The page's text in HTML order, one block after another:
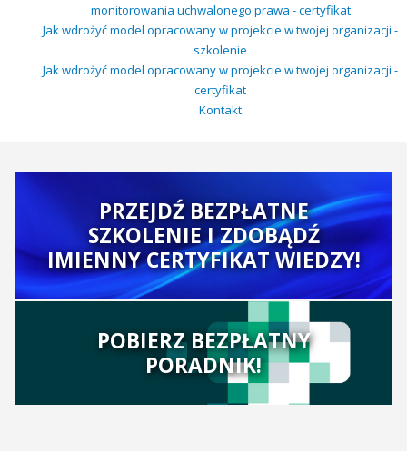
monitorowania uchwalonego prawa - certyfikat
Jak wdrożyć model opracowany w projekcie w twojej organizacji -
szkolenie
Jak wdrożyć model opracowany w projekcie w twojej organizacji -
certyfikat
Kontakt
PRZEJDŹ BEZPŁATNE
SZKOLENIE I ZDOBĄDŹ
IMIENNY CERTYFIKAT WIEDZY!
POBIERZ BEZPŁATNY
PORADNIK!